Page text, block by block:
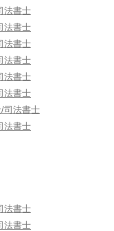
法書士
法書士
法書士
法書士
法書士
法書士
司法書士
法書士
法書士
法書士